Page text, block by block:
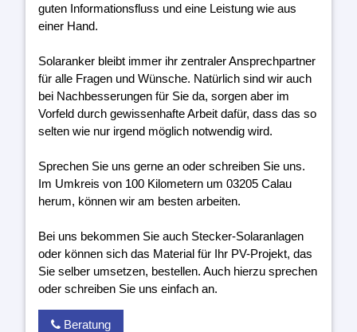
guten Informationsfluss und eine Leistung wie aus
einer Hand.
Solaranker bleibt immer ihr zentraler Ansprechpartner
für alle Fragen und Wünsche. Natürlich sind wir auch
bei Nachbesserungen für Sie da, sorgen aber im
Vorfeld durch gewissenhafte Arbeit dafür, dass das so
selten wie nur irgend möglich notwendig wird.
Sprechen Sie uns gerne an oder schreiben Sie uns.
Im Umkreis von 100 Kilometern um 03205 Calau
herum, können wir am besten arbeiten.
Bei uns bekommen Sie auch Stecker-Solaranlagen
oder können sich das Material für Ihr PV-Projekt, das
Sie selber umsetzen, bestellen. Auch hierzu sprechen
oder schreiben Sie uns einfach an.
Beratung